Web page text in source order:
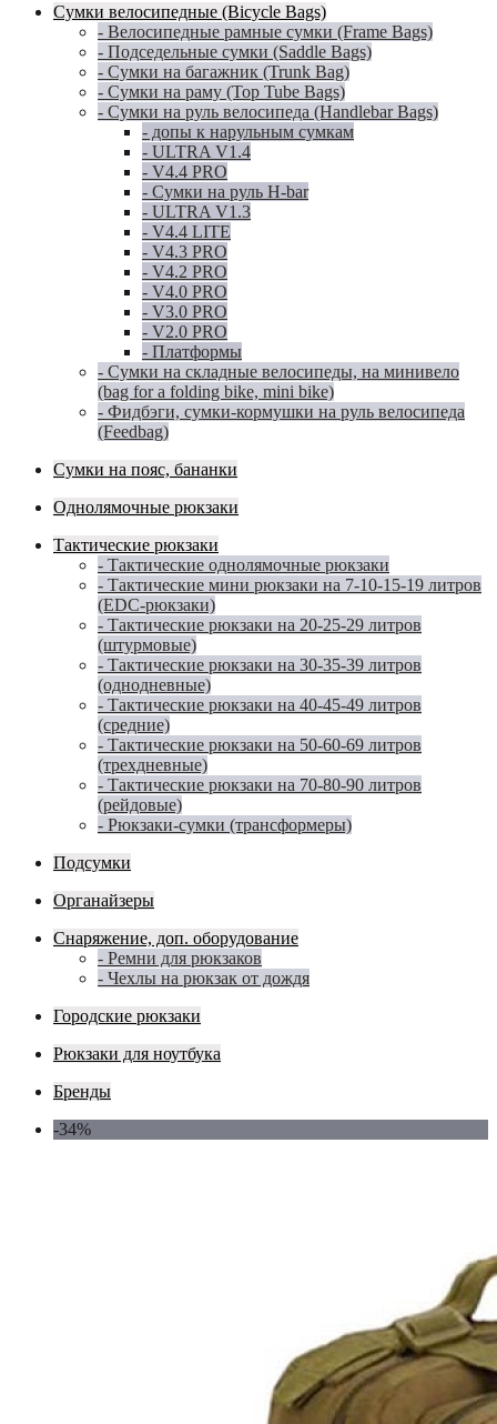
Сумки велосипедные (Bicycle Bags)
- Велосипедные рамные сумки (Frame Bags)
- Подседельные сумки (Saddle Bags)
- Сумки на багажник (Trunk Bag)
- Сумки на раму (Top Tube Bags)
- Сумки на руль велосипеда (Handlebar Bags)
- допы к нарульным сумкам
- ULTRA V1.4
- V4.4 PRO
- Сумки на руль H-bar
- ULTRA V1.3
- V4.4 LITE
- V4.3 PRO
- V4.2 PRO
- V4.0 PRO
- V3.0 PRO
- V2.0 PRO
- Платформы
- Сумки на складные велосипеды, на минивело
(bag for a folding bike, mini bike)
- Фидбэги, сумки-кормушки на руль велосипеда
(Feedbag)
Сумки на пояс, бананки
Однолямочные рюкзаки
Тактические рюкзаки
- Тактические однолямочные рюкзаки
- Тактические мини рюкзаки на 7-10-15-19 литров
(EDC-рюкзаки)
- Тактические рюкзаки на 20-25-29 литров
(штурмовые)
- Тактические рюкзаки на 30-35-39 литров
(однодневные)
- Тактические рюкзаки на 40-45-49 литров
(средние)
- Тактические рюкзаки на 50-60-69 литров
(трехдневные)
- Тактические рюкзаки на 70-80-90 литров
(рейдовые)
- Рюкзаки-сумки (трансформеры)
Подсумки
Органайзеры
Снаряжение, доп. оборудование
- Ремни для рюкзаков
- Чехлы на рюкзак от дождя
Городские рюкзаки
Рюкзаки для ноутбука
Бренды
-34%